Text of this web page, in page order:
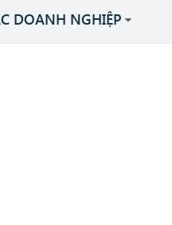
DOANH NGHIỆP